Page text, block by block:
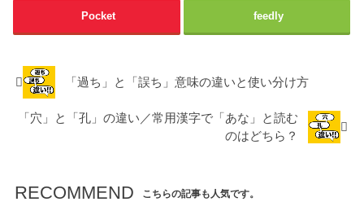
Pocket feedly
「過ち」と「誤ち」意味の違いと使い分け方
「穴」と「孔」の違い／常用漢字で「あな」と読む
のはどちら？
RECOMMEND こちらの記事も人気です。